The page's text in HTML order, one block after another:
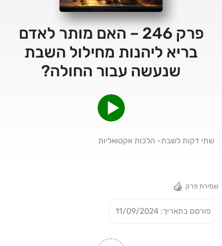
פרק 246 – האם מותר לאדם
בריא ליהנות מחילול השבת
שנעשה עבור החולה?
שתי דקות לשבת- הלכות אקטואליות
שמירת פרק
פורסם בתאריך: 11/09/2024